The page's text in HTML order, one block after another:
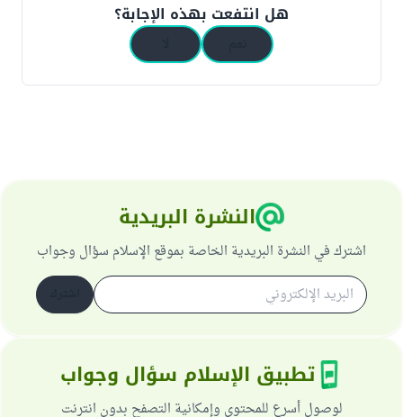
هل انتفعت بهذه الإجابة؟
النشرة البريدية
اشترك في النشرة البريدية الخاصة بموقع الإسلام سؤال وجواب
تطبيق الإسلام سؤال وجواب
لوصول أسرع للمحتوى وإمكانية التصفح بدون انترنت